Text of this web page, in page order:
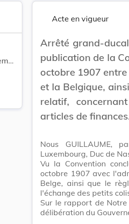
A62 Arrêté grand-ducal du 10 novembre 1907 portant publication de la Convention des 24 septembre-24 octobre 1907 entre le Grand-Duché de Luxembourg et la Belgique, ainsi que du règlement d'exécution y relatif, concernant l'échange des petits colis et articles de finances.
Acte en vigueur
Arrêté grand-
publication de la
octobre 1907
et la Belgique,
relatif,
articles de
Nous GUILLAUME,
Luxembourg, Duc de
Vu la Convention
octobre 1907 avec
Belge, ainsi que le
l'échange des petits
Sur le rapport de
délibération du